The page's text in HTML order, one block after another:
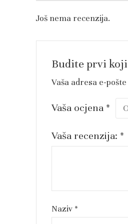
Još nema recenzija.
Budite prvi koji
Vaša adresa e-
Vaša ocjena *
Vaša recenzija: *
Naziv *